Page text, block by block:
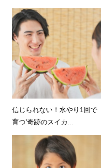
信じられない！水やり1回で
育つ’奇跡のスイカ...